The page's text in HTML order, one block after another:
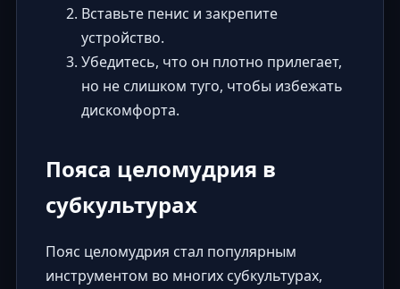
Вставьте пенис и закрепите
устройство.
Убедитесь, что он плотно прилегает,
но не слишком туго, чтобы избежать
дискомфорта.
Пояса целомудрия в
субкультурах
Пояс целомудрия стал популярным
инструментом во многих субкультурах,